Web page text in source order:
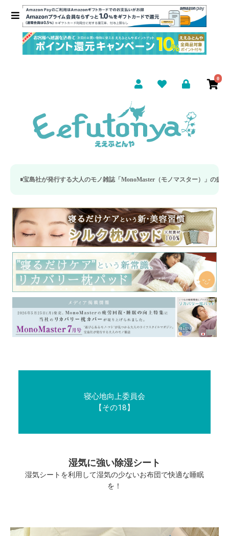
0
が発行する大人のモノ雑誌「MonoMaster（モノマスター）」の疲労回復・睡眠
寝心地向上委員会
【その18】
湿気に強い除湿シート
湿気シートを利用して湿気の少ないお布団で快適な睡眠
を！